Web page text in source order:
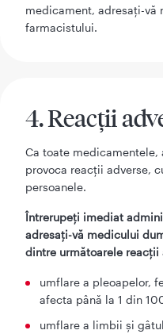
medicament, adresaţi-vă
farmacistului.
4. Reacţii
Ca toate
provoca reacţii adverse,
persoanele.
Întrerupeţi imediat
adresaţi-vă medicului
dintre următoarele reacţii
umflare a pleoapelor,
afecta până la 1 din
umflare a limbii şi